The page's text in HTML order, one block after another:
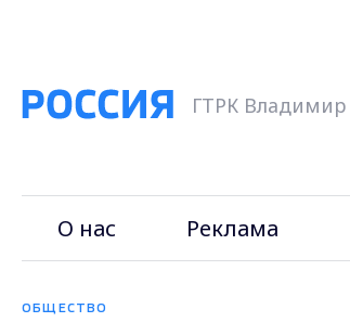
ГТРК Владимир
О нас Реклама
ОБЩЕСТВО